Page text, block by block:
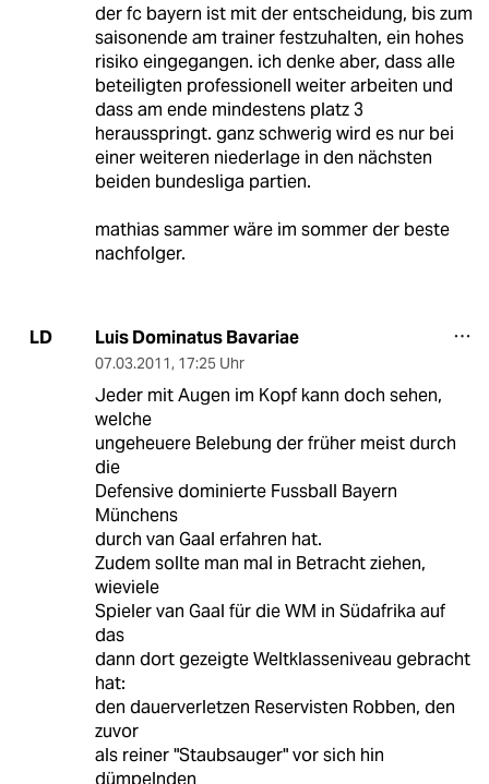
der fc bayern ist mit der entscheidung, bis zum
saisonende am trainer festzuhalten, ein hohes
risiko eingegangen. ich denke aber, dass alle
beteiligten professionell weiter arbeiten und
dass am ende mindestens platz 3
herausspringt. ganz schwerig wird es nur bei
einer weiteren niederlage in den nächsten
beiden bundesliga partien.
mathias sammer wäre im sommer der beste
nachfolger.
LD Luis Dominatus Bavariae
07.03.2011, 17:25 Uhr
Jeder mit Augen im Kopf kann doch sehen,
welche
ungeheuere Belebung der früher meist durch
die
Defensive dominierte Fussball Bayern
Münchens
durch van Gaal erfahren hat.
Zudem sollte man mal in Betracht ziehen,
wieviele
Spieler van Gaal für die WM in Südafrika auf
das
dann dort gezeigte Weltklasseniveau gebracht
hat:
den dauerverletzen Reservisten Robben, den
zuvor
als reiner "Staubsauger" vor sich hin
dümpelnden